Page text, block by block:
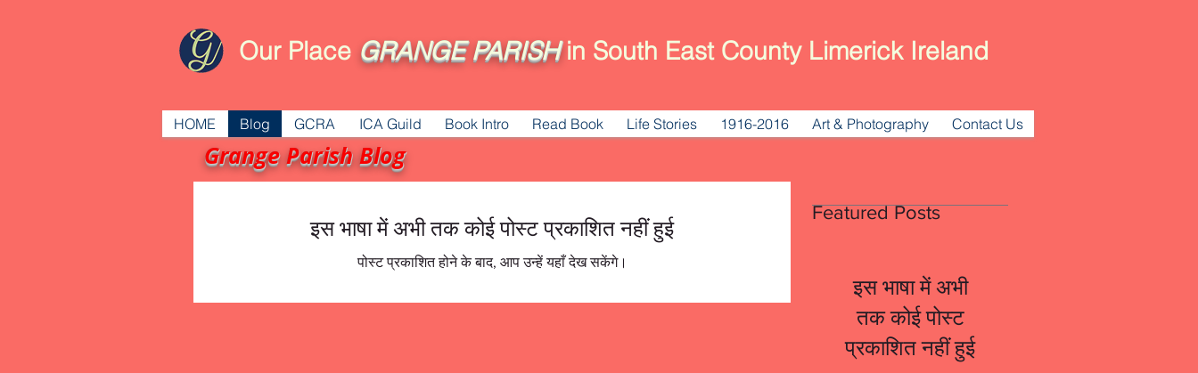
Our Place GRANGE PARISHin South East County Limerick Ireland
HOME Blog GCRA ICA Guild Book Intro Read Book Life Stories 1916-2016 Art & Photography Contact Us
Grange Parish Blog
इस भाषा में अभी तक कोई पोस्ट प्रकाशित नहीं हुई
पोस्ट प्रकाशित होने के बाद, आप उन्हें यहाँ देख सकेंगे।
Featured Posts
इस भाषा में अभी
तक कोई पोस्ट
प्रकाशित नहीं हुई